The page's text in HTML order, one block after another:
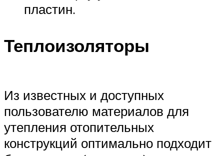
пластин.
Теплоизоляторы
Из известных и доступных
пользователю материалов для
утепления отопительных
конструкций оптимально подходит